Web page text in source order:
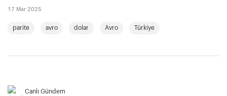
17 Mar 2025
parite avro dolar Avro Türkiye
Canlı Gündem